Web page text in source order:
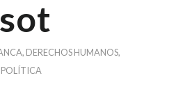
, DERECHOS HUMANOS,
POLÍTICA